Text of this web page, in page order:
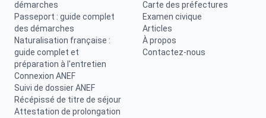
démarches
Passeport : guide complet
des démarches
Naturalisation française :
guide complet et
préparation à l'entretien
Connexion ANEF
Suivi de dossier ANEF
Récépissé de titre de séjour
Attestation de prolongation
Carte des préfectures
Examen civique
Articles
À propos
Contactez-nous